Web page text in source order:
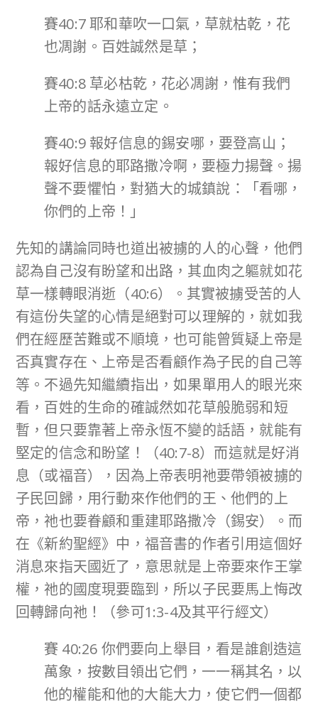
賽40:7 耶和華吹一口氣，草就枯乾，花
也凋謝。百姓誠然是草；
賽40:8 草必枯乾，花必凋謝，惟有我們
上帝的話永遠立定。
賽40:9 報好信息的錫安哪，要登高山；
報好信息的耶路撒冷啊，要極力揚聲。揚
聲不要懼怕，對猶大的城鎮說：「看哪，
你們的上帝！」
先知的講論同時也道出被擄的人的心聲，他們
認為自己沒有盼望和出路，其血肉之軀就如花
草一樣轉眼消逝（40:6）。其實被擄受苦的人
有這份失望的心情是絕對可以理解的，就如我
們在經歷苦難或不順境，也可能曾質疑上帝是
否真實存在、上帝是否看顧作為子民的自己等
等。不過先知繼續指出，如果單用人的眼光來
看，百姓的生命的確誠然如花草般脆弱和短
暫，但只要靠著上帝永恆不變的話語，就能有
堅定的信念和盼望！（40:7-8）而這就是好消
息（或福音），因為上帝表明祂要帶領被擄的
子民回歸，用行動來作他們的王、他們的上
帝，祂也要眷顧和重建耶路撒冷（錫安）。而
在《新約聖經》中，福音書的作者引用這個好
消息來指天國近了，意思就是上帝要來作王掌
權，祂的國度現要臨到，所以子民要馬上悔改
回轉歸向祂！（參可1:3-4及其平行經文）
賽 40:26 你們要向上舉目，看是誰創造這
萬象，按數目領出它們，一一稱其名，以
他的權能和他的大能大力，使它們一個都